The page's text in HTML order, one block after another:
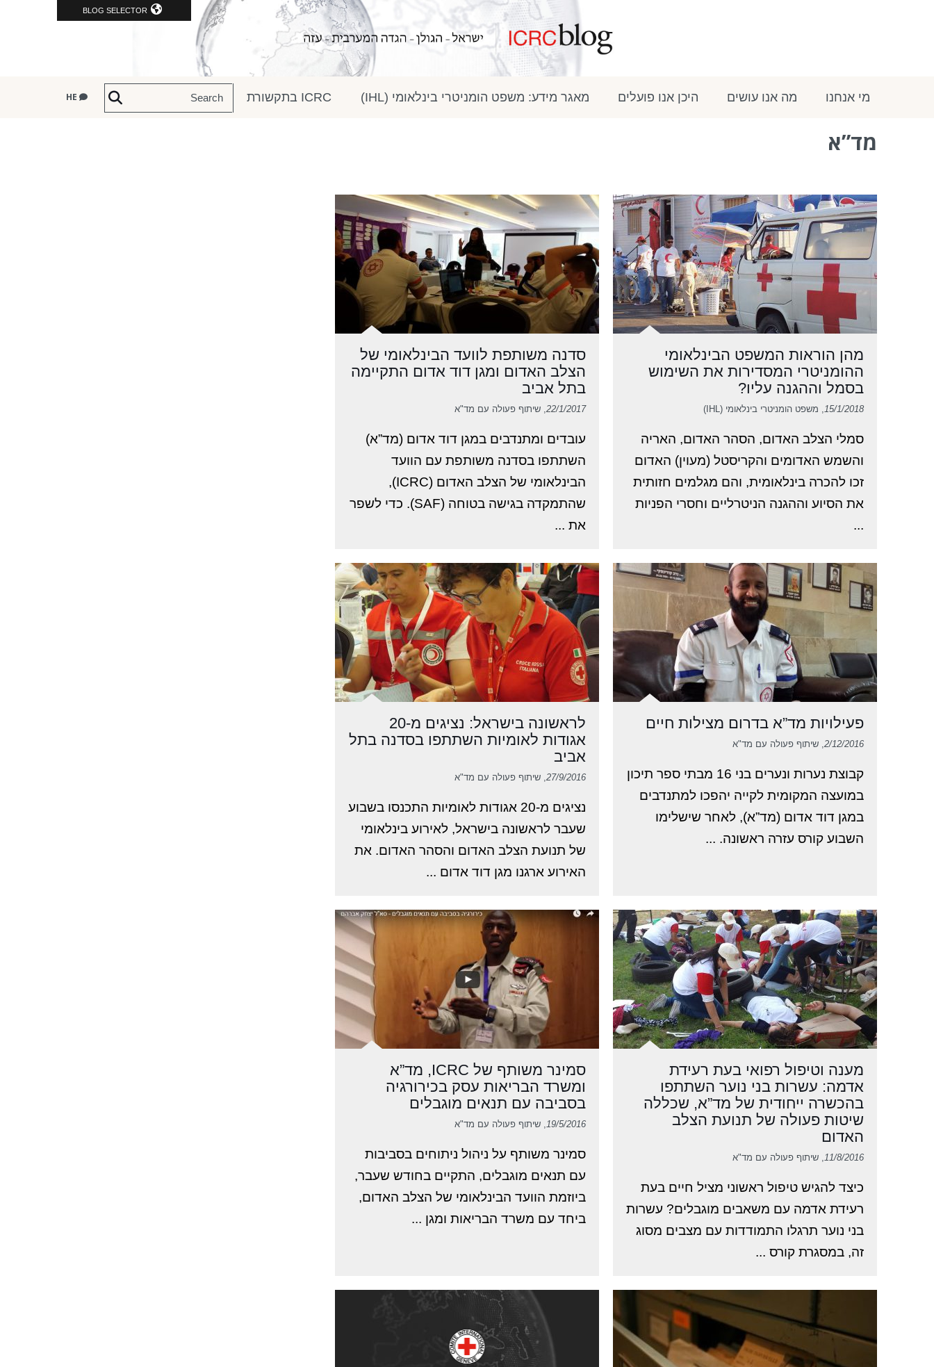
BLOG SELECTOR
מי אנחנו מה אנו עושים היכן אנו פועלים מאגר מידע: משפט הומניטרי בינלאומי (IHL) ICRC בתקשורת
מד”א
מהן הוראות המשפט הבינלאומי
ההומניטרי המסדירות את השימוש
בסמל וההגנה עליו?
15/1/2018, משפט הומניטרי בינלאומי (IHL)
סמלי הצלב האדום, הסהר האדום, האריה
והשמש האדומים והקריסטל (מעוין) האדום
זכו להכרה בינלאומית, והם מגלמים חזותית
את הסיוע וההגנה הניטרליים וחסרי הפניות
...
סדנה משותפת לוועד הבינלאומי של
הצלב האדום ומגן דוד אדום התקיימה
בתל אביב
22/1/2017, שיתוף פעולה עם מד"א
עובדים ומתנדבים במגן דוד אדום (מד”א)
השתתפו בסדנה משותפת עם הוועד
הבינלאומי של הצלב האדום (ICRC),
שהתמקדה בגישה בטוחה (SAF). כדי לשפר
את ...
פעילויות מד”א בדרום מצילות חיים
2/12/2016, שיתוף פעולה עם מד"א
קבוצת נערות ונערים בני 16 מבתי ספר תיכון
במועצה המקומית לקייה יהפכו למתנדבים
במגן דוד אדום (מד”א), לאחר שישלימו
השבוע קורס עזרה ראשונה. ...
לראשונה בישראל: נציגים מ-20
אגודות לאומיות השתתפו בסדנה בתל
אביב
27/9/2016, שיתוף פעולה עם מד"א
נציגים מ-20 אגודות לאומיות התכנסו בשבוע
שעבר לראשונה בישראל, לאירוע בינלאומי
של תנועת הצלב האדום והסהר האדום. את
האירוע ארגנו מגן דוד אדום ...
מענה וטיפול רפואי בעת רעידת
אדמה: עשרות בני נוער השתתפו
בהכשרה ייחודית של מד”א, שכללה
שיטות פעולה של תנועת הצלב
האדום
11/8/2016, שיתוף פעולה עם מד"א
כיצד להגיש טיפול ראשוני מציל חיים בעת
רעידת אדמה עם משאבים מוגבלים? עשרות
בני נוער תרגלו התמודדות עם מצבים מסוג
זה, במסגרת קורס ...
סמינר משותף של ICRC, מד”א
ומשרד הבריאות עסק בכירורגיה
בסביבה עם תנאים מוגבלים
19/5/2016, שיתוף פעולה עם מד"א
סמינר משותף על ניהול ניתוחים בסביבות
עם תנאים מוגבלים, התקיים בחודש שעבר,
ביוזמת הוועד הבינלאומי של הצלב האדום,
ביחד עם משרד הבריאות ומגן ...